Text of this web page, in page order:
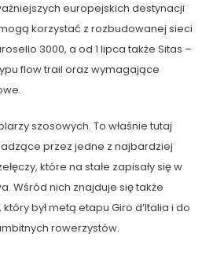
europejskich destynacji
korzystać z rozbudowanej sieci
3000, a od 1 lipca także Sitas –
flow trail oraz wymagające
szosowych. To właśnie tutaj
przez jedne z najbardziej
które na stałe zapisały się w
Wśród nich znajduje się także
był metą etapu Giro d’Italia i do
rowerzystów.